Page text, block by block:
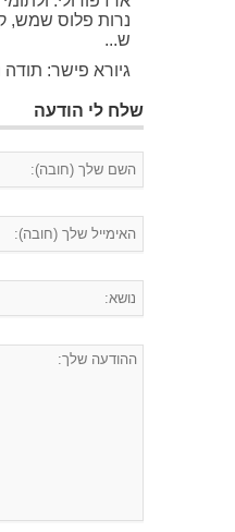
נרות פלוס שמש,
ש...
גיורא פישר: תודה
שלח לי הודעה